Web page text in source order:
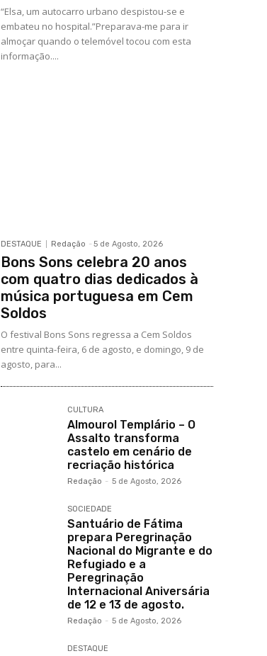
“Elsa, um autocarro urbano despistou-se e
embateu no hospital.”Preparava-me para ir
almoçar quando o telemóvel tocou com esta
informação....
DESTAQUE Redação - 5 de Agosto, 2026
Bons Sons celebra 20 anos
com quatro dias dedicados à
música portuguesa em Cem
Soldos
O festival Bons Sons regressa a Cem Soldos
entre quinta-feira, 6 de agosto, e domingo, 9 de
agosto, para...
CULTURA
Almourol Templário – O
Assalto transforma
castelo em cenário de
recriação histórica
Redação - 5 de Agosto, 2026
SOCIEDADE
Santuário de Fátima
prepara Peregrinação
Nacional do Migrante e do
Refugiado e a
Peregrinação
Internacional Aniversária
de 12 e 13 de agosto.
Redação - 5 de Agosto, 2026
DESTAQUE